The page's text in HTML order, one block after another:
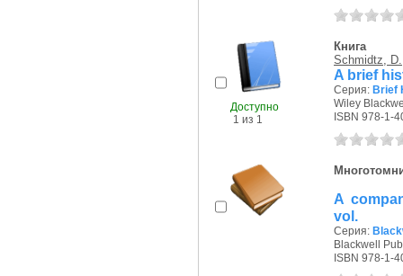
Доступно
1 из 1
Книга
Schmidtz, D.
A brief
Серия: Brief
Wiley
ISBN 978-1-
A
vol.
Серия:
Blackwell
ISBN 978-1-